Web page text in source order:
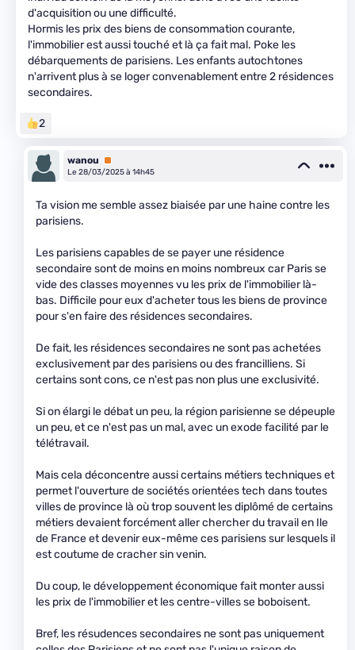
d'acquisition ou une difficulté.
Hormis les prix des biens de consommation courante,
l'immobilier est aussi touché et là ça fait mal. Poke les
débarquements de parisiens. Les enfants autochtones
n'arrivent plus à se loger convenablement entre 2 résidences
secondaires.
2
wanou
Premium
Le 28/03/2025 à 14h45
Ta vision me semble assez biaisée par une haine contre les
parisiens.
Les parisiens capables de se payer une résidence
secondaire sont de moins en moins nombreux car Paris se
vide des classes moyennes vu les prix de l'immobilier là-
bas. Difficile pour eux d'acheter tous les biens de province
pour s'en faire des résidences secondaires.
De fait, les résidences secondaires ne sont pas achetées
exclusivement par des parisiens ou des francilliens. Si
certains sont cons, ce n'est pas non plus une exclusivité.
Si on élargi le débat un peu, la région parisienne se dépeuple
un peu, et ce n'est pas un mal, avec un exode facilité par le
télétravail.
Mais cela déconcentre aussi certains métiers techniques et
permet l'ouverture de sociétés orientées tech dans toutes
villes de province là où trop souvent les diplômé de certains
métiers devaient forcément aller chercher du travail en Ile
de France et devenir eux-même ces parisiens sur lesquels il
est coutume de cracher sin venin.
Du coup, le développement économique fait monter aussi
les prix de l'immobilier et les centre-villes se boboisent.
Bref, les résudences secondaires ne sont pas uniquement